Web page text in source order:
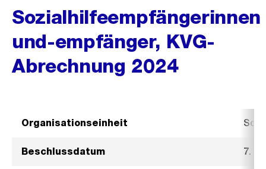
Sozialhilfeempfängerinnen
und-empfänger, KVG-
Abrechnung 2024
Organisationseinheit
Beschlussdatum 7.